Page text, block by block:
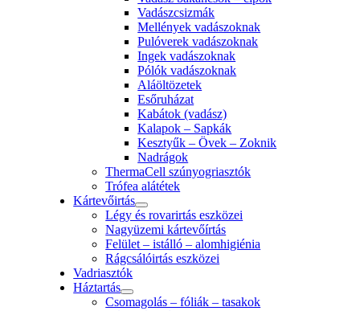
Vadászcsizmák
Mellények vadászoknak
Pulóverek vadászoknak
Ingek vadászoknak
Pólók vadászoknak
Aláöltözetek
Esőruházat
Kabátok (vadász)
Kalapok – Sapkák
Kesztyűk – Övek – Zoknik
Nadrágok
ThermaCell szúnyogriasztók
Trófea alátétek
Kártevőirtás
Légy és rovarirtás eszközei
Nagyüzemi kártevőírtás
Felület – istálló – alomhigiénia
Rágcsálóirtás eszközei
Vadriasztók
Háztartás
Csomagolás – fóliák – tasakok